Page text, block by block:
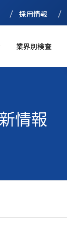
採用情報
業界別検査
情報